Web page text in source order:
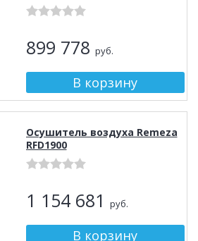
899 778 руб.
Осушитель воздуха Remeza
RFD1900
1 154 681 руб.